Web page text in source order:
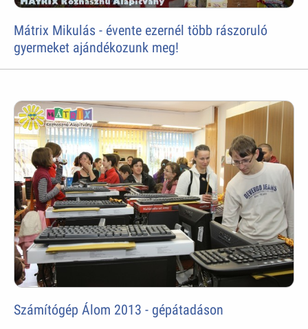
Mátrix Mikulás - évente ezernél több rászoruló
gyermeket ajándékozunk meg!
Számítógép Álom 2013 - gépátadáson